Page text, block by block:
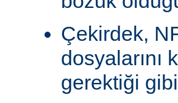
Çekirdek,
dosyalarını
gerektiği